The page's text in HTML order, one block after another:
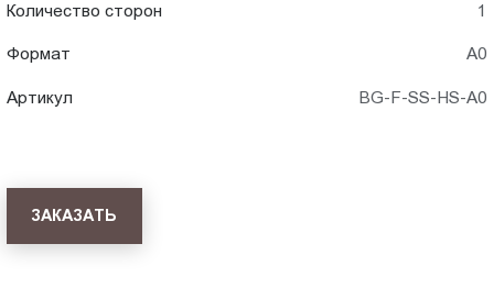
Количество сторон 1
Формат А0
Артикул BG-F-SS-HS-A0
ЗАКАЗАТЬ